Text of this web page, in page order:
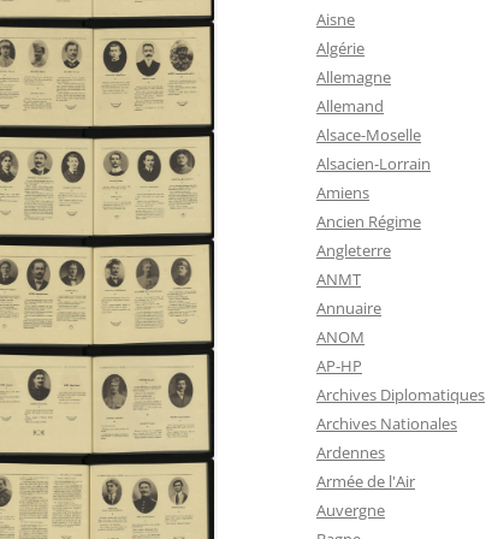
–
/ DER
SUR-MER : BOURREAU ROBERT
JOSEPH CLÉMENT (1918-1944)
YANINA HELENA (JEANNE HELENE)
SLEPOWRONSKA (1895-1964) EST
INHUMÉE À SAINTE-MARIE-SUR-
MER (PORNIC – 44 – LOIRE-
ATLANTIQUE)
CIMETIÈRE DE SAINTE-MARIE-SUR-
MER (44) : PHILIPPE RENÉ MARIE
LARAISON (1936-1960)
CIMETIÈRE DE SAINTE-MARIE-SUR-
MER (44) : COLONEL BABONNEAU
RENÉ LOUIS PIERRE (1904-1965)
CIMETIÈRE DE SAINTE-MARIE-SUR-
MER (44) : JEAN AUBINEAU (1910-
1996) ANCIEN DÉPORTÉ DE
Aisne
Algérie
Allemagne
Allemand
Alsace-Moselle
Alsacien-Lorrain
Amiens
Ancien Régime
Angleterre
ANMT
Annuaire
ANOM
AP-HP
Archives Diplomatiques
Archives Nationales
Ardennes
Armée de l'Air
Auvergne